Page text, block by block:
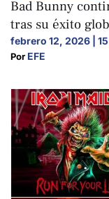
Bad Bunny
tras su éxito
febrero 12, 2026 |
Por EFE